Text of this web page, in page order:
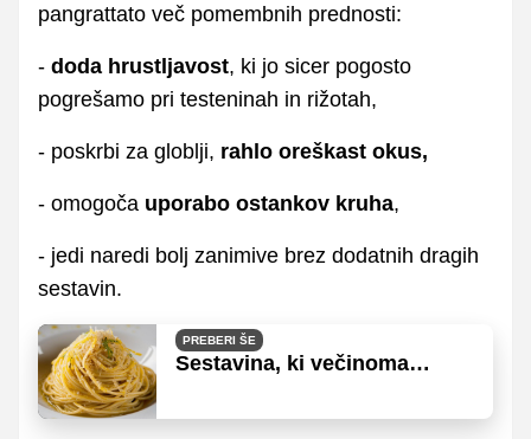
pangrattato več pomembnih prednosti:
- doda hrustljavost, ki jo sicer pogosto
pogrešamo pri testeninah in rižotah,
- poskrbi za globlji, rahlo oreškast okus,
- omogoča uporabo ostankov kruha,
- jedi naredi bolj zanimive brez dodatnih dragih
sestavin.
PREBERI ŠE
Sestavina, ki večinoma